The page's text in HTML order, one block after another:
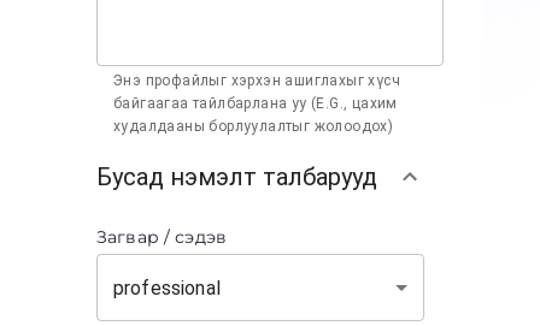
Энэ профайлыг хэрхэн ашиглахыг хүсч
байгаагаа тайлбарлана уу (E.G., цахим
худалдааны борлуулалтыг жолоодох)
Бусад нэмэлт талбарууд
Загвар / сэдэв
professional